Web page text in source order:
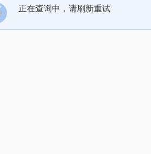
正在查询中，请刷新重试